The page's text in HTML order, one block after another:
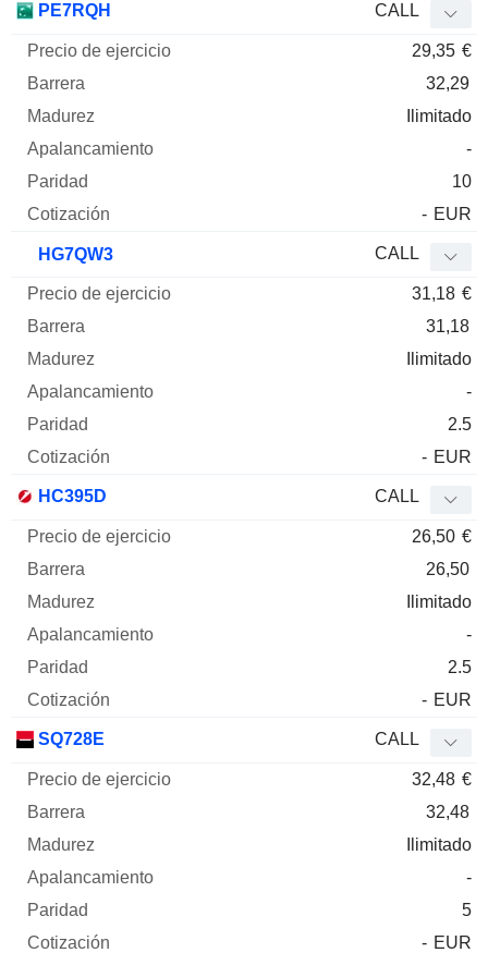
PE7RQH CALL
29,35 €
32,29
Ilimitado
-
10
- EUR
HG7QW3 CALL
31,18 €
31,18
Ilimitado
-
2.5
- EUR
HC395D CALL
26,50 €
26,50
Ilimitado
-
2.5
- EUR
SQ728E CALL
32,48 €
32,48
Ilimitado
-
5
- EUR